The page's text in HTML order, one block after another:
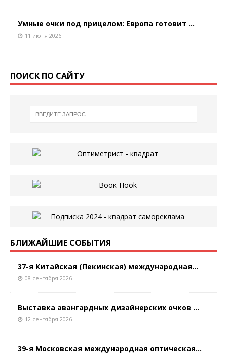
Умные очки под прицелом: Европа готовит ...
11 июня 2026
ПОИСК ПО САЙТУ
БЛИЖАЙШИЕ СОБЫТИЯ
37-я Китайская (Пекинская) международная...
08 сентября 2026
Выставка авангардных дизайнерских очков ...
12 сентября 2026
39-я Московская международная оптическая...